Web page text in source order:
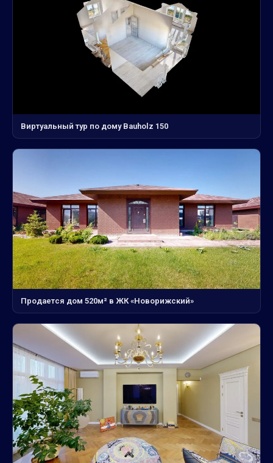
Виртуальный тур по дому Bauholz 150
Продается дом 520м² в ЖК «Новорижский»